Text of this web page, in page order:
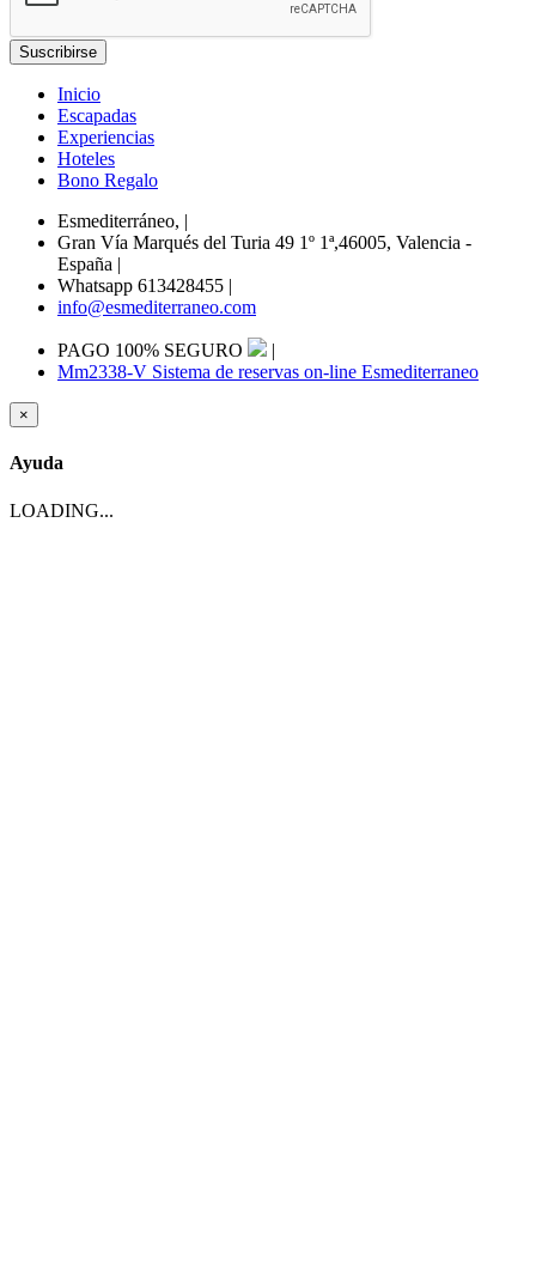
Inicio
Escapadas
Experiencias
Hoteles
Bono Regalo
Esmediterráneo, |
Gran Vía Marqués del Turia 49 1º 1ª,46005, Valencia -
España |
Whatsapp 613428455 |
info@esmediterraneo.com
PAGO 100% SEGURO
|
Mm2338-V Sistema de reservas on-line Esmediterraneo
×
Ayuda
LOADING...